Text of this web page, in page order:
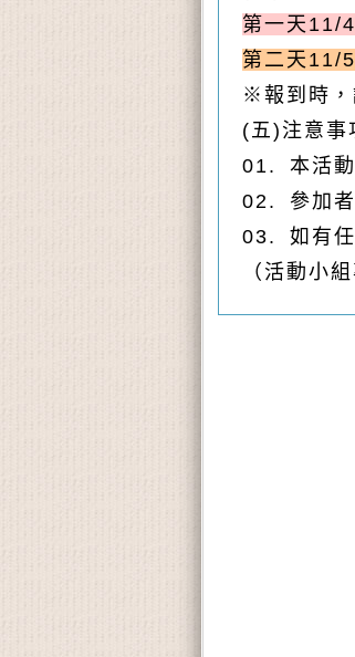
第一天
第二天11/
※報到時，
(五)注意事
01. 本活動
02. 參加者
03. 如有任
（活動小